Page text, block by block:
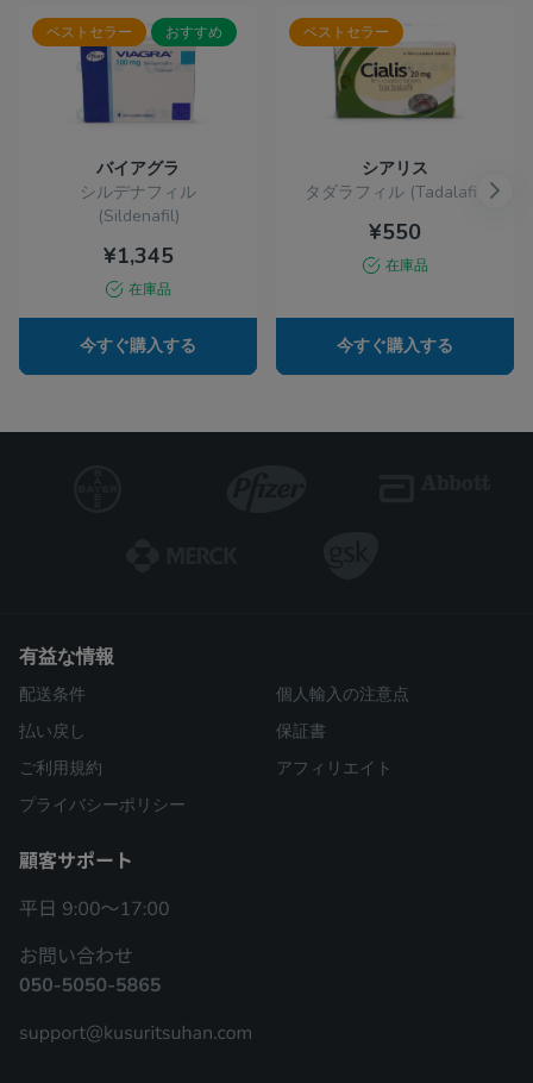
ベストセラー おすすめ
バイアグラ
シルデナフィル
(Sildenafil)
¥1,345
在庫品
今すぐ購入する
ベストセラー
シアリス
タダラフィル (Tadalafil)
¥550
在庫品
今すぐ購入する
有益な情報
配送条件
払い戻し
ご利用規約
プライバシーポリシー
個人輸入の注意点
保証書
アフィリエイト